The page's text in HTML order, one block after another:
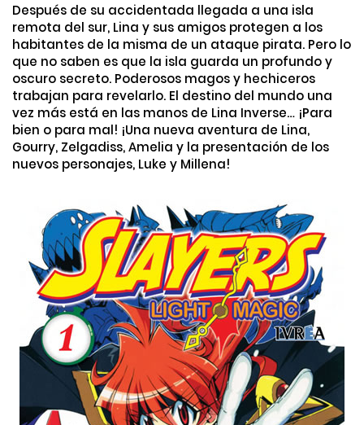
Después de su accidentada llegada a una isla
remota del sur, Lina y sus amigos protegen a los
habitantes de la misma de un ataque pirata. Pero lo
que no saben es que la isla guarda un profundo y
oscuro secreto. Poderosos magos y hechiceros
trabajan para revelarlo. El destino del mundo una
vez más está en las manos de Lina Inverse… ¡Para
bien o para mal! ¡Una nueva aventura de Lina,
Gourry, Zelgadiss, Amelia y la presentación de los
nuevos personajes, Luke y Millena!